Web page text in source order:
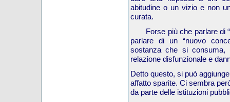
abitudine o un vizio e non
curata.
Forse più che parlare di
parlare di un “nuovo
sostanza che si consuma,
relazione disfunzionale e
Detto questo, si può
affatto sparite. Ci sembra
da parte delle istituzioni